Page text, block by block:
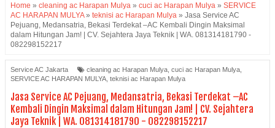
Home » cleaning ac Harapan Mulya » cuci ac Harapan Mulya » SERVICE
AC HARAPAN MULYA» teknisi ac Harapan Mulya » Jasa Service AC
Pejuang, Medansatria, Bekasi Terdekat –AC Kembali Dingin Maksimal
dalam Hitungan Jam! | CV. Sejahtera Jaya Teknik | WA. 081314181790 -
082298152217
Service AC Jakarta cleaning ac Harapan Mulya cuci ac Harapan Mulya
SERVICE AC HARAPAN MULYA teknisi ac Harapan Mulya
Jasa Service AC Pejuang, Medansatria, Bekasi Terdekat –AC
Kembali Dingin Maksimal dalam Hitungan Jam! | CV. Sejahtera
Jaya Teknik | WA. 081314181790 - 082298152217